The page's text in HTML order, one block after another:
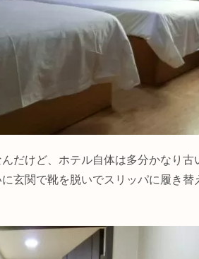
だけど、ホテル自体は多分かなり古
玄関で靴を脱いでスリッパに履き替